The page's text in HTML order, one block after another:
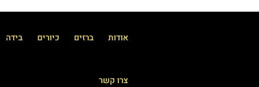
אודות ברזים כיורים בידה
צרו קשר